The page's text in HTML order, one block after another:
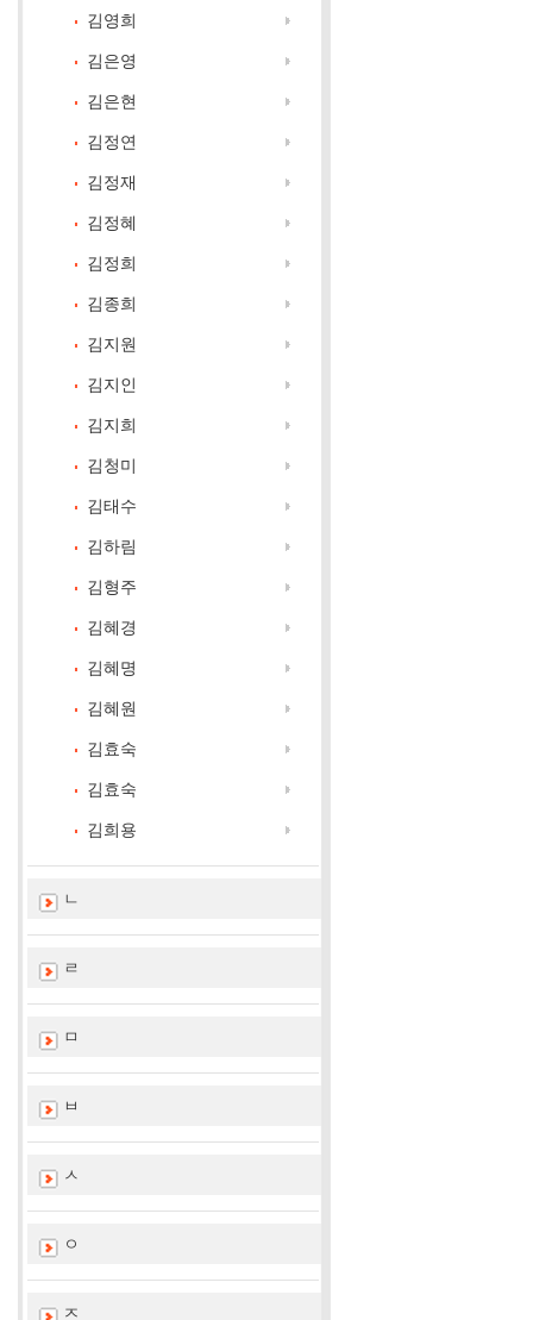
김영희
김은영
김은현
김정연
김정재
김정혜
김정희
김종희
김지원
김지인
김지희
김청미
김태수
김하림
김형주
김혜경
김혜명
김혜원
김효숙
김효숙
김희용
ㄴ
ㄹ
ㅁ
ㅂ
ㅅ
ㅇ
ㅈ